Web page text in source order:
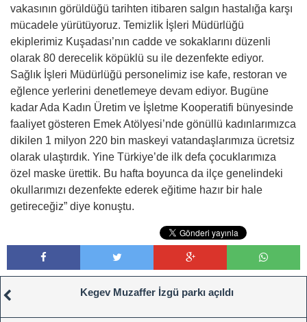
vakasının görüldüğü tarihten itibaren salgın hastalığa karşı
mücadele yürütüyoruz. Temizlik İşleri Müdürlüğü
ekiplerimiz Kuşadası’nın cadde ve sokaklarını düzenli
olarak 80 derecelik köpüklü su ile dezenfekte ediyor.
Sağlık İşleri Müdürlüğü personelimiz ise kafe, restoran ve
eğlence yerlerini denetlemeye devam ediyor. Bugüne
kadar Ada Kadın Üretim ve İşletme Kooperatifi bünyesinde
faaliyet gösteren Emek Atölyesi’nde gönüllü kadınlarımızca
dikilen 1 milyon 220 bin maskeyi vatandaşlarımıza ücretsiz
olarak ulaştırdık. Yine Türkiye’de ilk defa çocuklarımıza
özel maske ürettik. Bu hafta boyunca da ilçe genelindeki
okullarımızı dezenfekte ederek eğitime hazır bir hale
getireceğiz” diye konuştu.
Kegev Muzaffer İzgü parkı açıldı